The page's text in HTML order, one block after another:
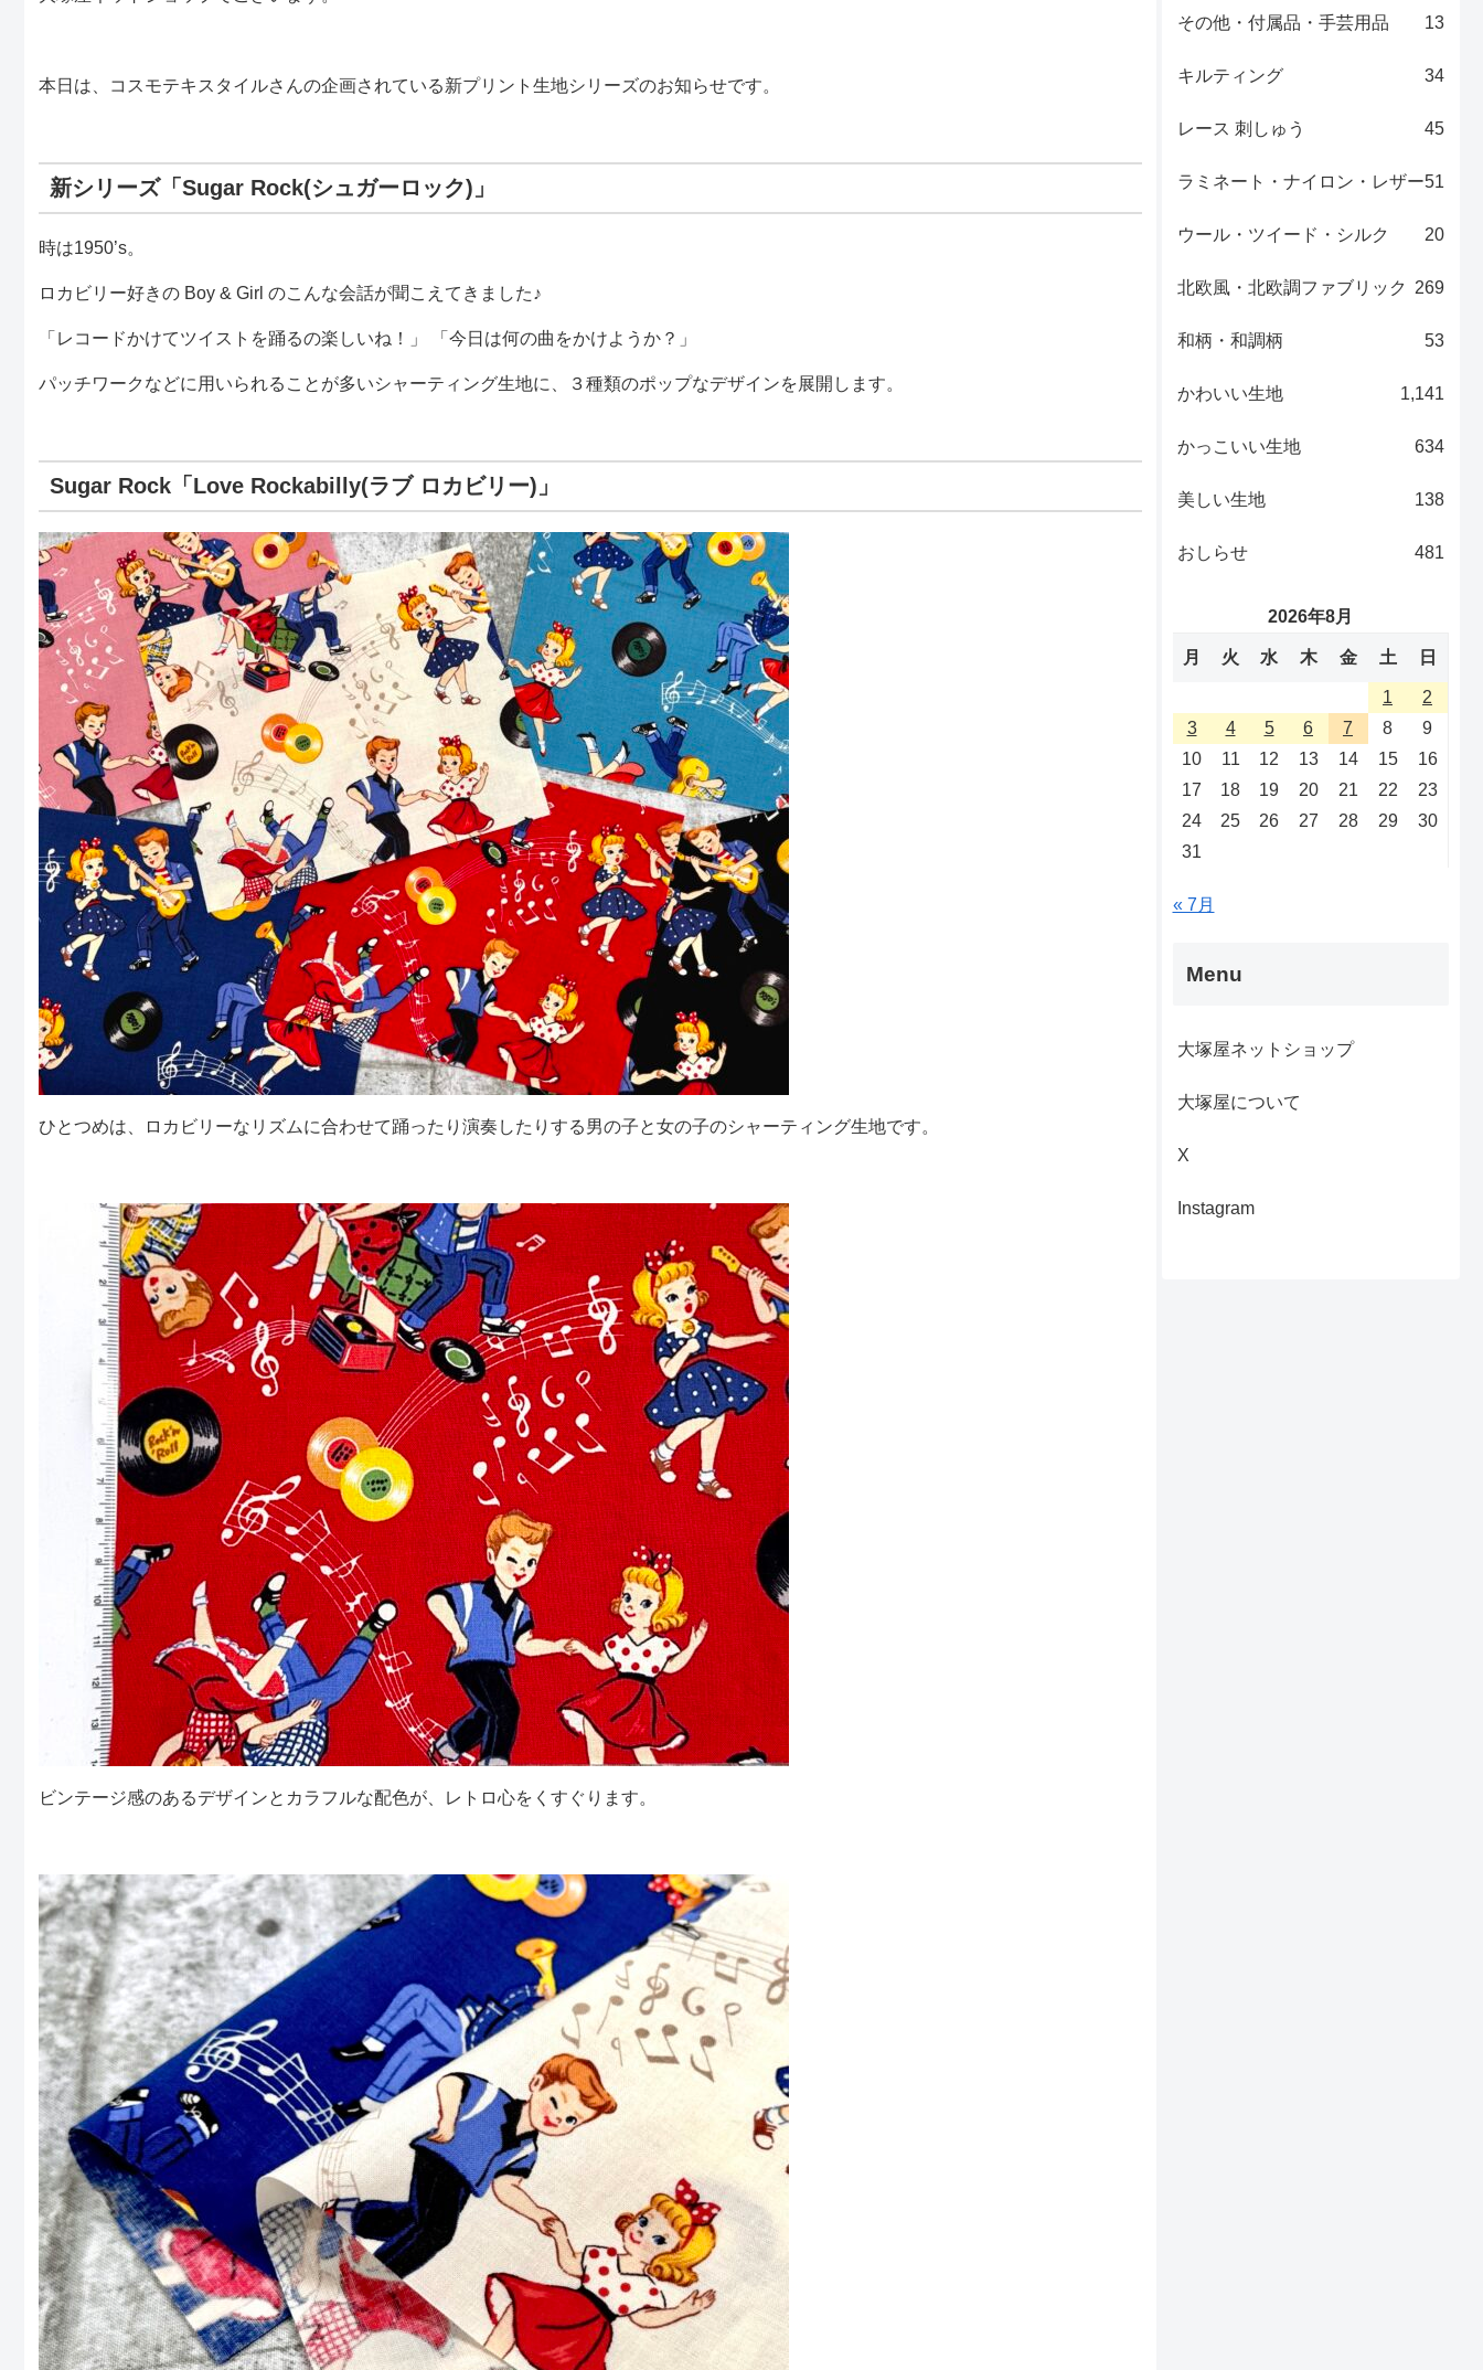
本日は、コスモテキスタイルさんの企画されている新プリント生地シリーズのお知らせです。
新シリーズ「Sugar Rock(シュガーロック)」
時は1950’s。
ロカビリー好きの Boy & Girl のこんな会話が聞こえてきました♪
「レコードかけてツイストを踊るの楽しいね！」 「今日は何の曲をかけようか？」
パッチワークなどに用いられることが多いシャーティング生地に、３種類のポップなデザインを展開します。
Sugar Rock「Love Rockabilly(ラブ ロカビリー)」
ひとつめは、ロカビリーなリズムに合わせて踊ったり演奏したりする男の子と女の子のシャーティング生地です。
ビンテージ感のあるデザインとカラフルな配色が、レトロ心をくすぐります。
その他・付属品・手芸用品 13
キルティング 34
レース 刺しゅう 45
ラミネート・ナイロン・レザー51
ウール・ツイード・シルク 20
北欧風・北欧調ファブリック 269
和柄・和調柄 53
かわいい生地 1,141
かっこいい生地 634
美しい生地 138
おしらせ 481
2026年8月
月 火 水 木 金 土 日
1
2
3
4 5 6 7 8
9
10
11 12 13 14 15
16
17
18 19 20 21 22
23
24
25 26 27 28 29
30
31
« 7月
Menu
大塚屋ネットショップ
大塚屋について
X
Instagram